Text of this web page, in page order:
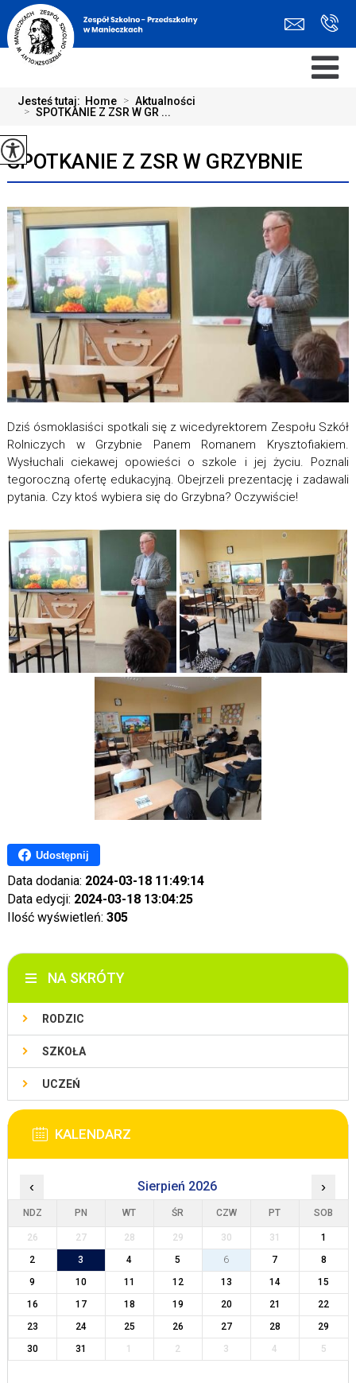
Jesteś tutaj: Home > Aktualności
> SPOTKANIE Z ZSR W GR ...
SPOTKANIE Z ZSR W GRZYBNIE
Dziś ósmoklasiści spotkali się z wicedyrektorem Zespołu Szkół
Rolniczych w Grzybnie Panem Romanem Krysztofiakiem.
Wysłuchali ciekawej opowieści o szkole i jej życiu. Poznali
tegoroczną ofertę edukacyjną. Obejrzeli prezentację i zadawali
pytania. Czy ktoś wybiera się do Grzybna? Oczywiście!
Udostępnij
Data dodania: 2024-03-18 11:49:14
Data edycji: 2024-03-18 13:04:25
Ilość wyświetleń: 305
NA SKRÓTY
RODZIC
SZKOŁA
UCZEŃ
KALENDARZ
‹ Sierpień 2026 ›
NDZ PN WT ŚR CZW PT SOB
26 27 28 29 30 31
1
2
3 4 5 6 7
8
9
10 11 12 13 14
15
16
17 18 19 20 21
22
23
24 25 26 27 28
29
30
31 1 2 3 4 5